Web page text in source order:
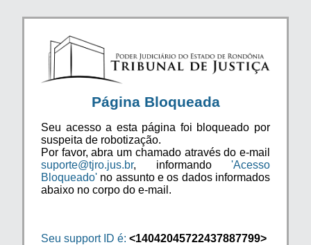
Página Bloqueada
Seu acesso a esta página foi bloqueado por
suspeita de robotização.
Por favor, abra um chamado através do e-mail
suporte@tjro.jus.br, informando 'Acesso
Bloqueado' no assunto e os dados informados
abaixo no corpo do e-mail.
Seu support ID é: <14042045722437887799>